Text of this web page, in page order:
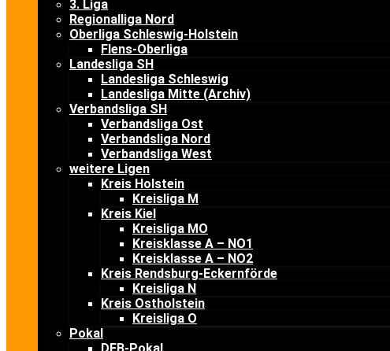
3. Liga
Regionalliga Nord
Oberliga Schleswig-Holstein
Flens-Oberliga
Landesliga SH
Landesliga Schleswig
Landesliga Mitte (Archiv)
Verbandsliga SH
Verbandsliga Ost
Verbandsliga Nord
Verbandsliga West
weitere Ligen
Kreis Holstein
Kreisliga M
Kreis Kiel
Kreisliga MO
Kreisklasse A – NO1
Kreisklasse A – NO2
Kreis Rendsburg-Eckernförde
Kreisliga N
Kreis Ostholstein
Kreisliga O
Pokal